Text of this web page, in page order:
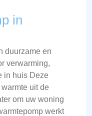
in
duurzame en
verwarming,
in huis Deze
uit de
om uw woning
werkt